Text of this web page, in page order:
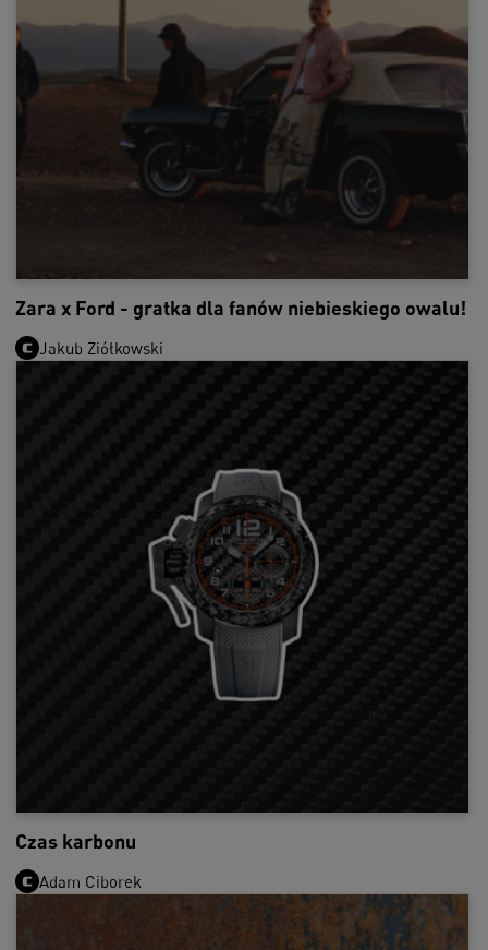
Zara x Ford - gratka dla fanów niebieskiego owalu!
Jakub Ziółkowski
Czas karbonu
Adam Ciborek